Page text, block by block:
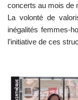
concerts au mois de
La volonté de
inégalités femmes-
l’initiative de ces